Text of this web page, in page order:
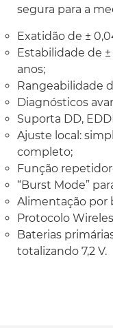
segura para a
Exatidão de ±
Estabilidade de ±
anos;
Rangeabilidade
Diagnósticos
Suporta DD,
Ajuste local:
completo;
Função
“Burst Mode”
Alimentação por
Protocolo
Baterias
totalizando 7,2 V.